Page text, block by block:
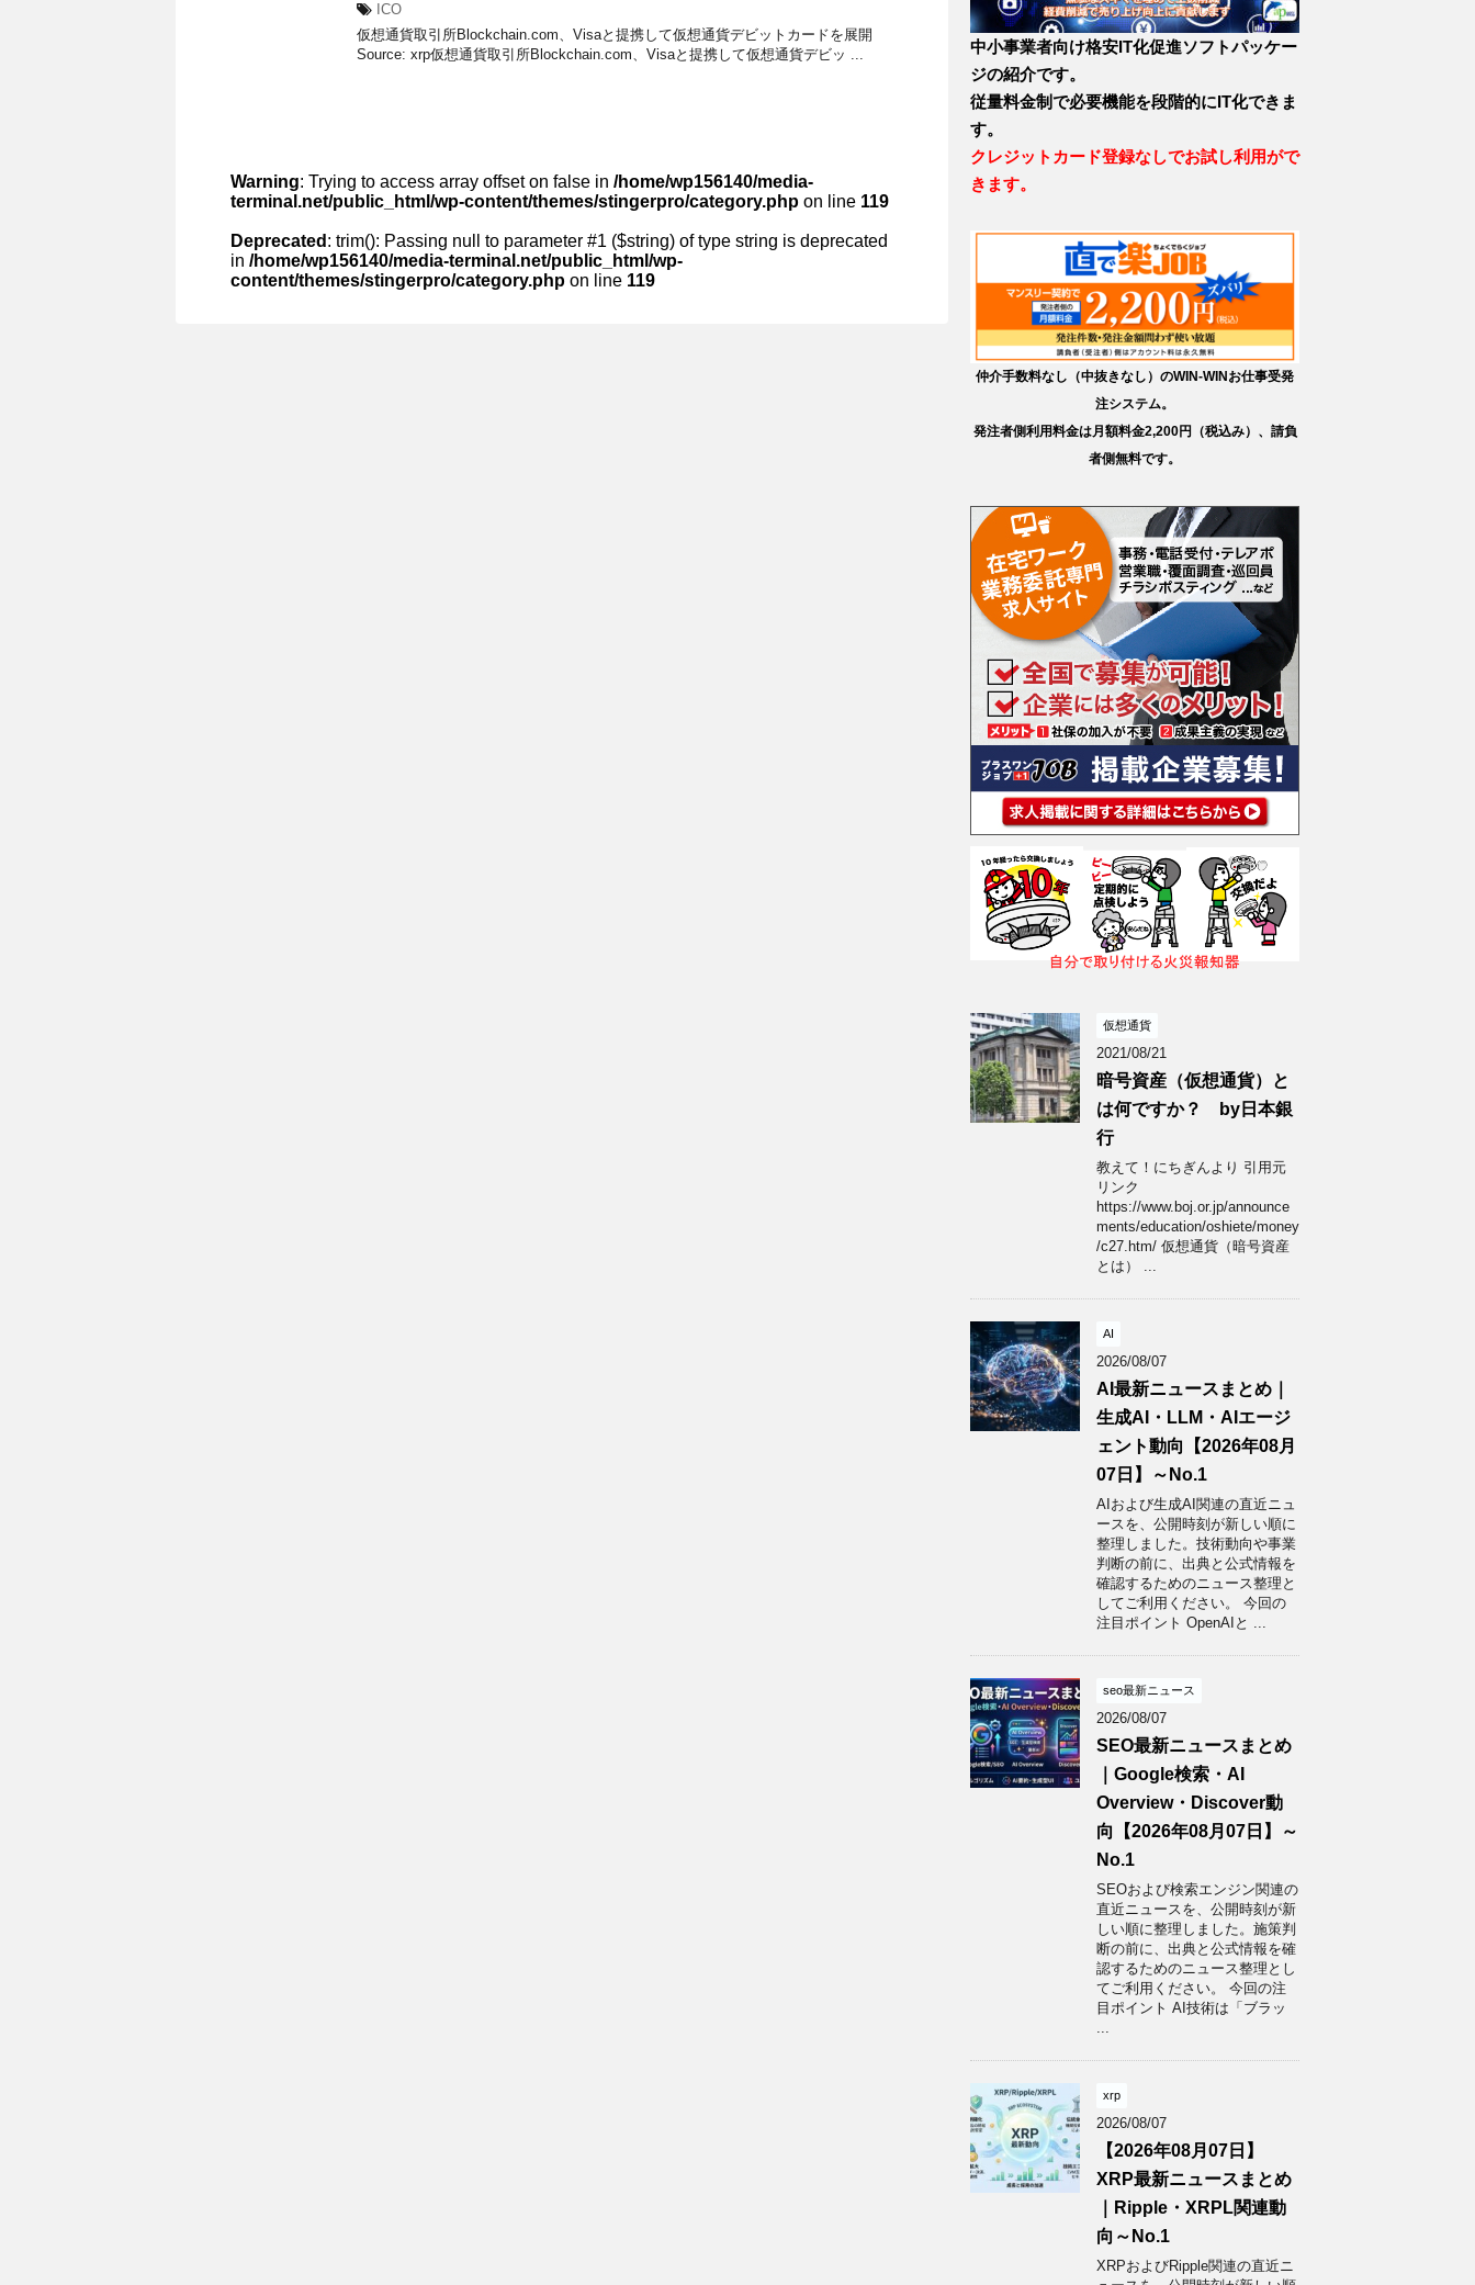
ICO
仮想通貨取引所Blockchain.com、Visaと提携して仮想通貨デビットカードを展開
Source: xrp仮想通貨取引所Blockchain.com、Visaと提携して仮想通貨デビッ ...
Warning: Trying to access array offset on false in /home/wp156140/media-
terminal.net/public_html/wp-content/themes/stingerpro/category.php on line 119
Deprecated : trim(): Passing null to parameter #1 ($string) of type string is deprecated
in /home/wp156140/media-terminal.net/public_html/wp-
content/themes/stingerpro/category.php on line 119
中小事業者向け格安IT化促進ソフトパッケー
ジの紹介です。
従量料金制で必要機能を段階的にIT化できま
す。
クレジットカード登録なしでお試し利用がで
きます。
仲介手数料なし（中抜きなし）のWIN-WINお仕事受発
注システム。
発注者側利用料金は月額料金2,200円（税込み）、請負
者側無料です。
仮想通貨
2021/08/21
暗号資産（仮想通貨）と
は何ですか？ by日本銀
行
教えて！にちぎんより 引用元
リンク
https://www.boj.or.jp/announce
ments/education/oshiete/money
/c27.htm/ 仮想通貨（暗号資産
とは） ...
AI
2026/08/07
AI最新ニュースまとめ｜
生成AI・LLM・AIエージ
ェント動向【2026年08月
07日】～No.1
AIおよび生成AI関連の直近ニュ
ースを、公開時刻が新しい順に
整理しました。技術動向や事業
判断の前に、出典と公式情報を
確認するためのニュース整理と
してご利用ください。 今回の
注目ポイント OpenAIと ...
seo最新ニュース
2026/08/07
SEO最新ニュースまとめ
｜Google検索・AI
Overview・Discover動
向【2026年08月07日】～
No.1
SEOおよび検索エンジン関連の
直近ニュースを、公開時刻が新
しい順に整理しました。施策判
断の前に、出典と公式情報を確
認するためのニュース整理とし
てご利用ください。 今回の注
目ポイント AI技術は「ブラッ
xrp
2026/08/07
【2026年08月07日】
XRP最新ニュースまとめ
｜Ripple・XRPL関連動
向～No.1
XRPおよびRipple関連の直近ニ